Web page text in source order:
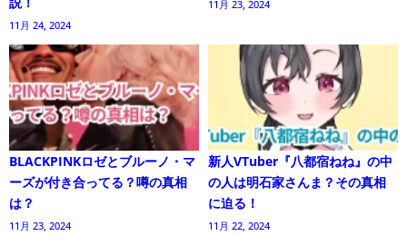
11月 24, 2024
11月 23, 2024
BLACKPINKロゼとブルーノ・マ
ーズが付き合ってる？噂の真相
は？
11月 23, 2024
新人VTuber『八都宿ねね』の中
の人は明石家さんま？その真相
に迫る！
11月 22, 2024